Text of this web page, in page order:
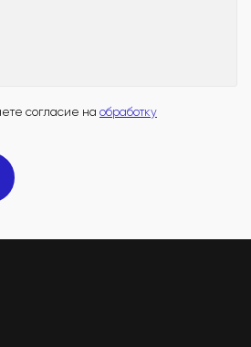
согласие на обработку